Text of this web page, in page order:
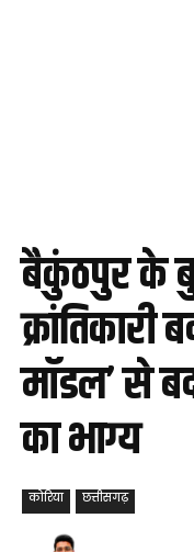
बैकुंठपुर के
मॉडल’ से
का भाग्य
कोरिया छत्तीसगढ़